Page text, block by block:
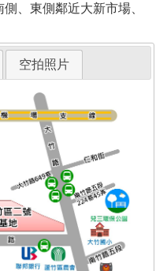
、東側鄰近大新市場、
空拍照片